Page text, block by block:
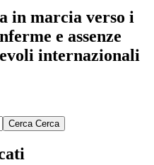
in marcia verso i
e assenze
internazionali
Cerca Cerca